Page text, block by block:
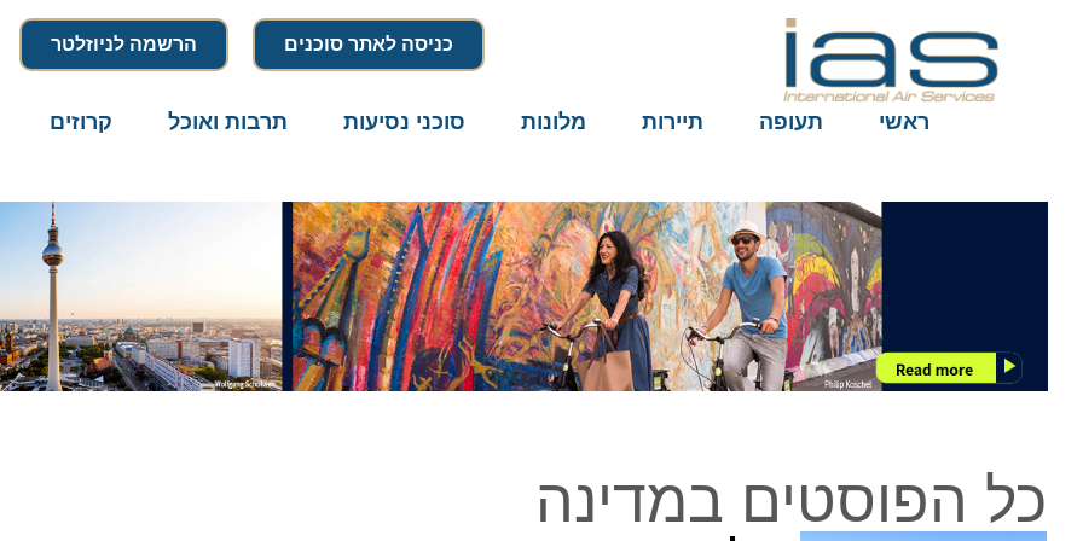
כניסה לאתר סוכנים הרשמה לניוזלטר
ראשי תעופה תיירות מלונות סוכני נסיעות תרבות ואוכל קרוזים
כל הפוסטים במדינה